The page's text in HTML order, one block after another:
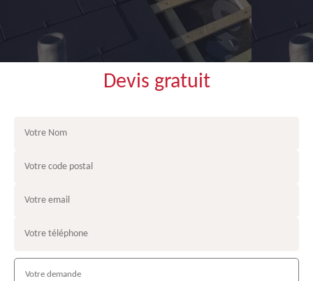
Devis gratuit